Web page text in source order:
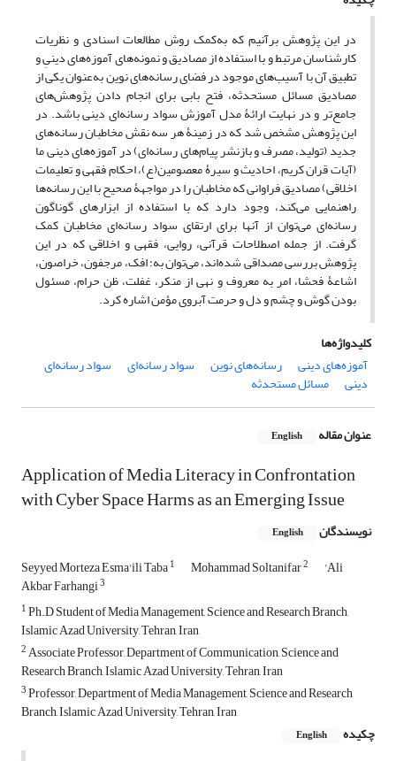
در این پژوهش برآنیم که به‌کمک روش مطالعات اسنادی و نظریات
کارشناسان مرتبط و با استفاده از مصادیق و نمونه‌های آموزه‌های دینیِ و
تطبیق آن با آسیب‌های موجود در فضای رسانه‌های نوین به‌عنوان یکی از
مصادیق مسائل مستحدثه، فتح بابی برای انجام دادن پژوهش‌های
جامع‌تر و در نهایت ارائۀ مدل آموزش سواد رسانه‌ای دینی باشد. در
این پژوهش مشخص شد که در زمینۀ هر سه نقش مخاطبان رسانه‌های
جدید (تولید، مصرف و بازنشر پیام‌های رسانه‌ای) در آموزه‌های دینی ما
(آیات قران کریم، احادیث و سیرۀ معصومین(ع)، احکام فقهی و تعلیمات
اخلاقی) مصادیق فراوانی که مخاطبان را در مواجهۀ صحیح با این رسانه‌ها
راهنمایی می‌کند، وجود دارد که با استفاده از ابزارهای گوناگون
رسانه‌ای می‌توان از آنها برای ارتقای سواد رسانه‌ای مخاطبان کمک
گرفت. از جمله اصطلاحات قرآنی، روایی، فقهی و اخلاقی که در این
پژوهش بررسی مصداقی شده‌اند، می‌توان به: افک، مرجفون، خراصون،
اشاعۀ فحشا، امر به معروف و نهی از منکر، غفلت، ظن حرام، مسئول
بودن گوش و چشم و دل و حرمت آبروی مؤمن اشاره کرد.
کلیدواژه‌ها
آموزه‌های دینی
رسانه‌های نوین سواد رسانه‌ای سواد رسانه‌ای
دینی مسائل مستحدثه
عنوان مقاله English
Application of Media Literacy in Confrontation
with Cyber Space Harms as an Emerging Issue
نویسندگان English
Seyyed Morteza Esma'ili Taba1 Mohammad Soltanifar2 'Ali
Akbar Farhangi3
1Ph.D Student of Media Management, Science and Research Branch,
Islamic Azad University, Tehran, Iran
2Associate Professor, Department of Communication, Science and
Research Branch, Islamic Azad University, Tehran, Iran
3Professor, Department of Media Management, Science and Research
Branch, Islamic Azad University, Tehran, Iran
چکیده
English